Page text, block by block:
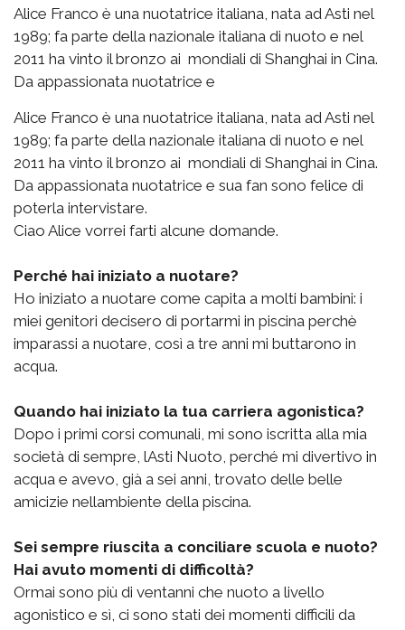
Alice Franco è una nuotatrice italiana, nata ad Asti nel
1989; fa parte della nazionale italiana di nuoto e nel
2011 ha vinto il bronzo ai mondiali di Shanghai in Cina.
Da appassionata nuotatrice e
Alice Franco è una nuotatrice italiana, nata ad Asti nel
1989; fa parte della nazionale italiana di nuoto e nel
2011 ha vinto il bronzo ai mondiali di Shanghai in Cina.
Da appassionata nuotatrice e sua fan sono felice di
poterla intervistare.
Ciao Alice vorrei farti alcune domande.
Perché hai iniziato a nuotare?
Ho iniziato a nuotare come capita a molti bambini: i
miei genitori decisero di portarmi in piscina perchè
imparassi a nuotare, così a tre anni mi buttarono in
acqua.
Quando hai iniziato la tua carriera agonistica?
Dopo i primi corsi comunali, mi sono iscritta alla mia
società di sempre, lAsti Nuoto, perché mi divertivo in
acqua e avevo, già a sei anni, trovato delle belle
amicizie nellambiente della piscina.
Sei sempre riuscita a conciliare scuola e nuoto?
Hai avuto momenti di difficoltà?
Ormai sono più di ventanni che nuoto a livello
agonistico e sì, ci sono stati dei momenti difficili da